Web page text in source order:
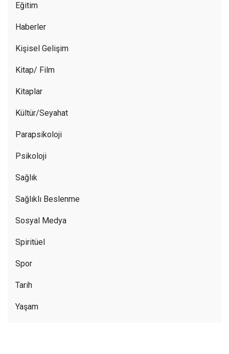
Eğitim
Haberler
Kişisel Gelişim
Kitap/ Film
Kitaplar
Kültür/Seyahat
Parapsikoloji
Psikoloji
Sağlık
Sağlıklı Beslenme
Sosyal Medya
Spiritüel
Spor
Tarih
Yaşam